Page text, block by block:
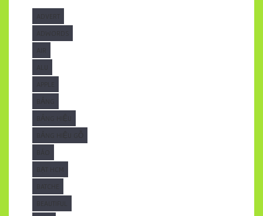
ADVERT
ADWORDS
AIR
ALU
APPLE
BÁO
BẠT HCM
BATCHE
BEAUTIFUL